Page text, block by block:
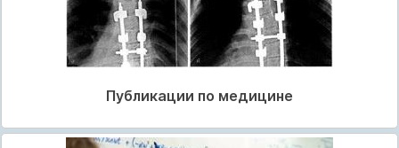
Публикации по медицине